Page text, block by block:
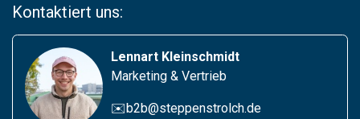
Kontaktiert uns:
Lennart Kleinschmidt
Marketing & Vertrieb
✉️b2b@steppenstrolch.de